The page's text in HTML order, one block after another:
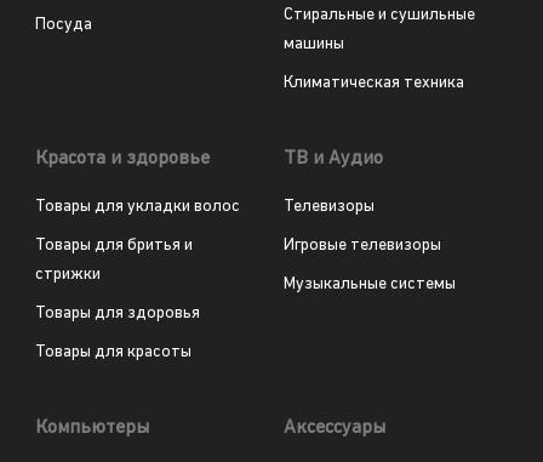
Посуда
Стиральные и сушильные
машины
Климатическая техника
Красота и здоровье
Товары для укладки волос
Товары для бритья и
стрижки
Товары для здоровья
Товары для красоты
ТВ и Аудио
Телевизоры
Игровые телевизоры
Музыкальные системы
Компьютеры Аксессуары